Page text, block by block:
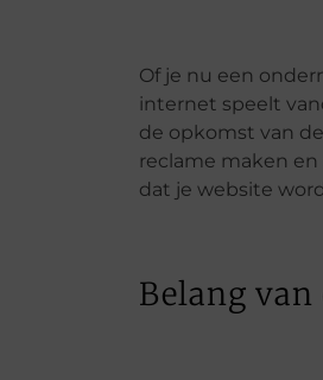
Of je nu een
internet speelt
de opkomst van
reclame maken
dat je website
Belang